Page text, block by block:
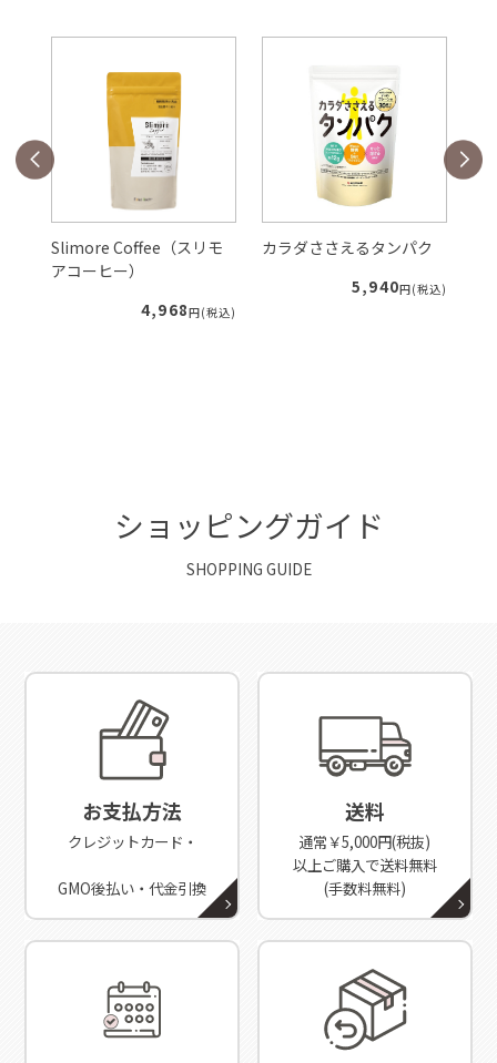
Slimore Coffee（スリモ
アコーヒー）
4,968円(税込)
カラダささえるタンパク
5,940円(税込)
ショッピングガイド
SHOPPING GUIDE
お支払方法
クレジットカード・
GMO後払い・代金引換
送料
通常￥5,000円(税抜)
以上ご購入で送料無料
(手数料無料)